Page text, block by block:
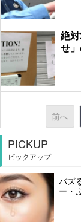
絶
せ
前へ
PICKUP
ピックアップ
バズ
ー・